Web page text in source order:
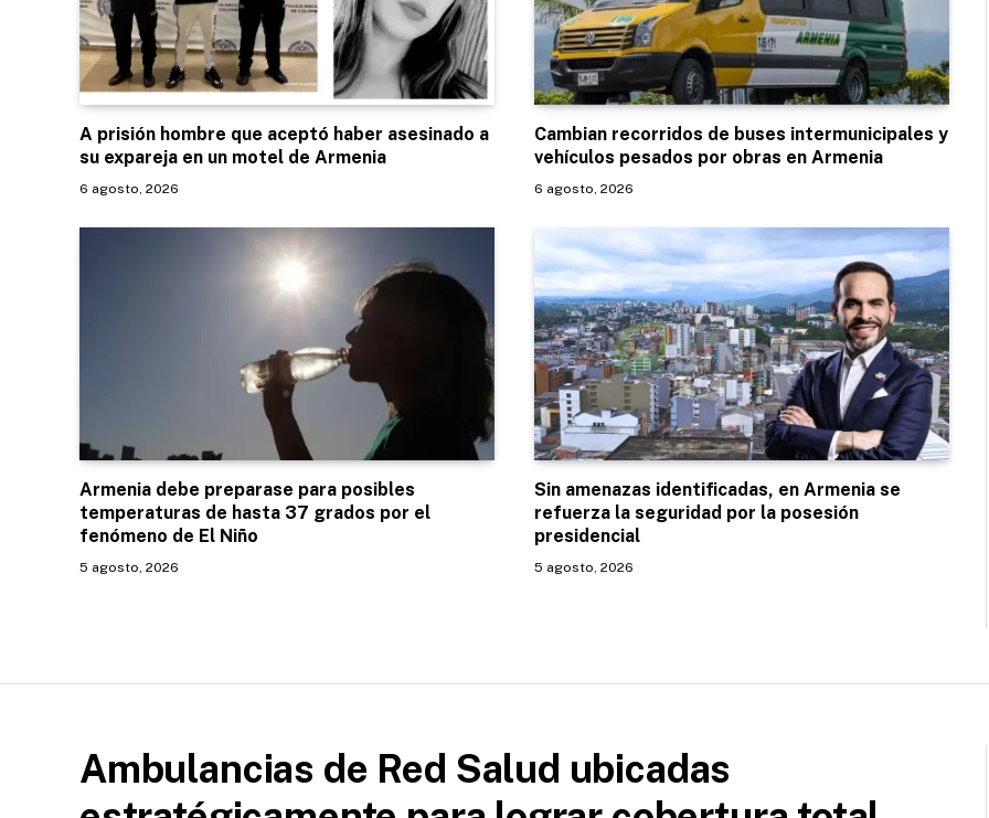
A prisión hombre que aceptó haber asesinado a
su expareja en un motel de Armenia
6 agosto, 2026
Cambian recorridos de buses intermunicipales y
vehículos pesados por obras en Armenia
6 agosto, 2026
Armenia debe preparase para posibles
temperaturas de hasta 37 grados por el
fenómeno de El Niño
5 agosto, 2026
Sin amenazas identificadas, en Armenia se
refuerza la seguridad por la posesión
presidencial
5 agosto, 2026
Ambulancias de Red Salud ubicadas